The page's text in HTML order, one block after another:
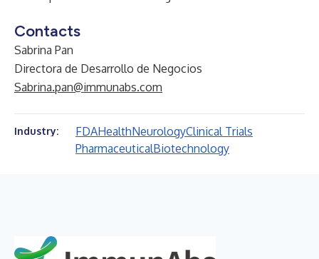
Contacts
Sabrina Pan
Directora de Desarrollo de Negocios
Sabrina.pan@immunabs.com
Industry: FDAHealthNeurologyClinical Trials
PharmaceuticalBiotechnology